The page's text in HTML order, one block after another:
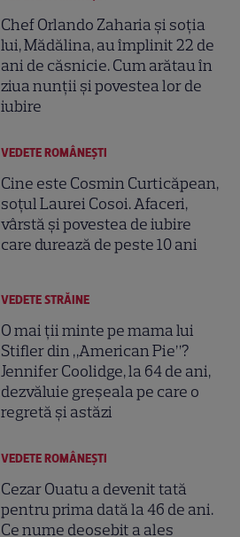
Chef Orlando Zaharia și soția
lui, Mădălina, au împlinit 22 de
ani de căsnicie. Cum arătau în
ziua nunții și povestea lor de
iubire
VEDETE ROMÂNEŞTI
Cine este Cosmin Curticăpean,
soțul Laurei Cosoi. Afaceri,
vârstă și povestea de iubire
care durează de peste 10 ani
VEDETE STRĂINE
O mai ții minte pe mama lui
Stifler din „American Pie”?
Jennifer Coolidge, la 64 de ani,
dezvăluie greșeala pe care o
regretă și astăzi
VEDETE ROMÂNEŞTI
Cezar Ouatu a devenit tată
pentru prima dată la 46 de ani.
Ce nume deosebit a ales